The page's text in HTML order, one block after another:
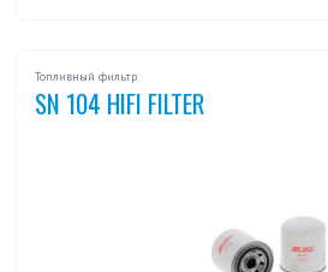
Топливный фильтр
SN 104 HIFI FILTER